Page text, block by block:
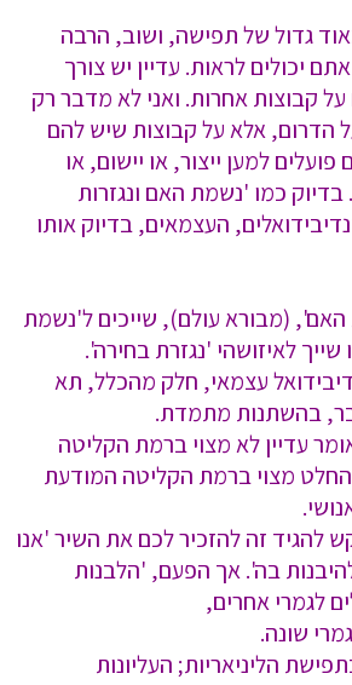
גדול של תפישה, ושוב, הרבה
יכולים לראות. עדיין יש צורך
קבוצות אחרות. ואני לא מדבר רק
הדרום, אלא על קבוצות שיש להם
למען ייצור, או יישום, או
כמו 'נשמת האם ונגזרות
העצמאים, בדיוק אותו
האם', (מבורא עולם), שייכים ל'נשמת
לאיזושהי 'נגזרת בחירה'.
עצמאי, חלק מהכלל, תא
בהשתנות מתמדת.
עדיין לא מצוי ברמת הקליטה
מצוי ברמת הקליטה המודעת
להגיד זה להזכיר לכם את השיר 'אנו
בה'. אך הפעם, 'הלבנות
לגמרי אחרים,
שונה.
הליניאריות; העליונות